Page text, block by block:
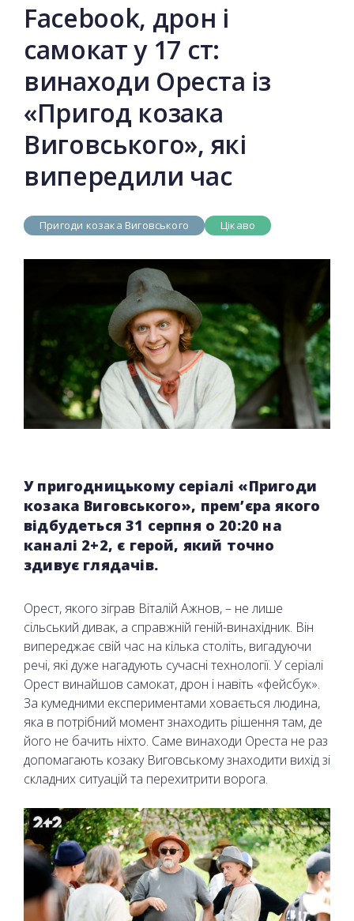
Facebook, дрон і
самокат у 17 ст:
винаходи Ореста із
«Пригод козака
Виговського», які
випередили час
Пригоди козака Виговського Цікаво
У пригодницькому серіалі «Пригоди
козака Виговського», прем’єра якого
відбудеться 31 серпня о 20:20 на
каналі 2+2, є герой, який точно
здивує глядачів.
Орест, якого зіграв Віталій Ажнов, – не лише
сільський дивак, а справжній геній-винахідник. Він
випереджає свій час на кілька століть, вигадуючи
речі, які дуже нагадують сучасні технології. У серіалі
Орест винайшов самокат, дрон і навіть «фейсбук».
За кумедними експериментами ховається людина,
яка в потрібний момент знаходить рішення там, де
його не бачить ніхто. Саме винаходи Ореста не раз
допомагають козаку Виговському знаходити вихід зі
складних ситуацій та перехитрити ворога.